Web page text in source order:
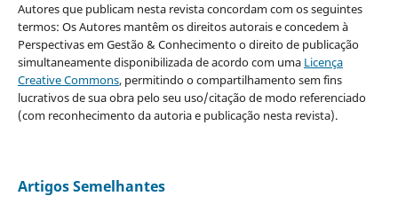
Autores que publicam nesta revista concordam com os seguintes
termos: Os Autores mantêm os direitos autorais e concedem à
Perspectivas em Gestão & Conhecimento o direito de publicação
simultaneamente disponibilizada de acordo com uma Licença
Creative Commons, permitindo o compartilhamento sem fins
lucrativos de sua obra pelo seu uso/citação de modo referenciado
(com reconhecimento da autoria e publicação nesta revista).
Artigos Semelhantes